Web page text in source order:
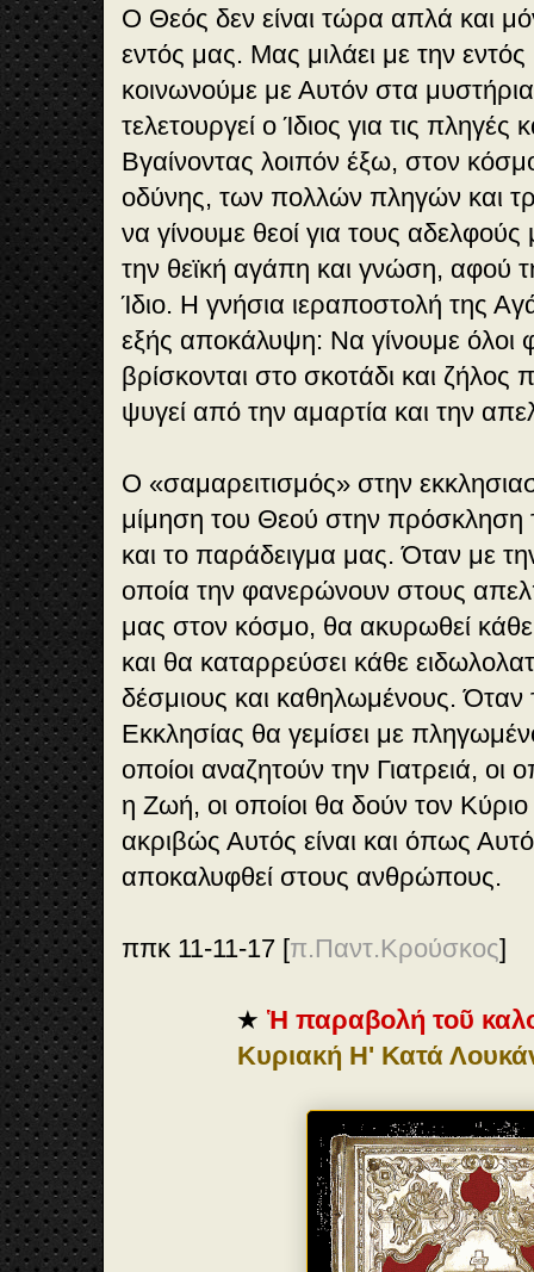
Ο Θεός δεν είναι τώρα απλά και
εντός μας. Μας μιλάει με την
κοινωνούμε με Αυτόν στα
τελετουργεί ο Ίδιος για τις πληγές
Βγαίνοντας λοιπόν έξω, στον
οδύνης, των πολλών πληγών και
να γίνουμε θεοί για τους
την θεϊκή αγάπη και γνώση, αφού
Ίδιο. Η γνήσια ιεραποστολή της
εξής αποκάλυψη: Να γίνουμε όλοι
βρίσκονται στο σκοτάδι και ζήλος
ψυγεί από την αμαρτία και την
Ο «σαμαρειτισμός» στην
μίμηση του Θεού στην
και το παράδειγμα μας. Όταν με
οποία την φανερώνουν στους
μας στον κόσμο, θα ακυρωθεί
και θα καταρρεύσει κάθε
δέσμιους και καθηλωμένους. Όταν
Εκκλησίας θα γεμίσει με
οποίοι αναζητούν την Γιατρειά, οι
η Ζωή, οι οποίοι θα δούν τον
ακριβώς Αυτός είναι και όπως
αποκαλυφθεί στους ανθρώπους.
ππκ 11-11-17 [π.Παντ.Κρούσκος]
★ Ἡ παραβολή τοῦ
Κυριακή Η' Κατά